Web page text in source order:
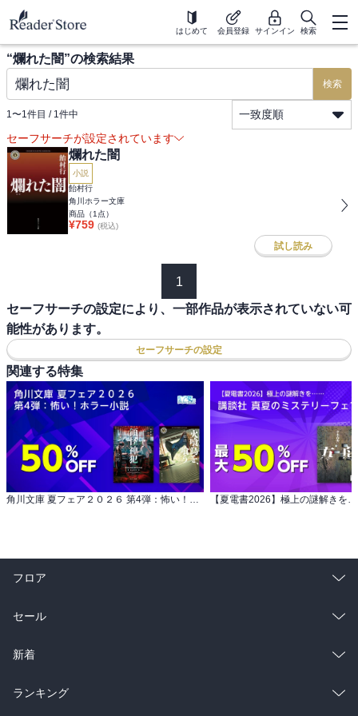
はじめて 会員登録 サインイン 検索
“爛れた闇”の検索結果
検索
1〜1件目 / 1件中
一致度順
セーフサーチが設定されています
爛れた闇
小説
飴村行
角川ホラー文庫
商品（1 点）
¥759 (税込)
試し読み
1
セーフサーチの設定により、一部作品が表示されていない可
能性があります。
セーフサーチの設定
関連する特集
角川文庫 夏フェア２０２６ 第4弾：怖い！ホラー小説
フロア
総合
ラノベ
雑誌・グラビア
セール
総合
ラノベ
新着
総合
ランキング